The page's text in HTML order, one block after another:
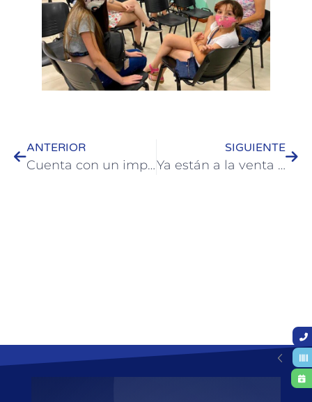
ANTERIOR
Cuenta con un importante avance el Proyecto del Parque Industrial Colón
SIGUIENTE
Ya están a la venta entradas y plateas para la Artesanía 2022 de Colón